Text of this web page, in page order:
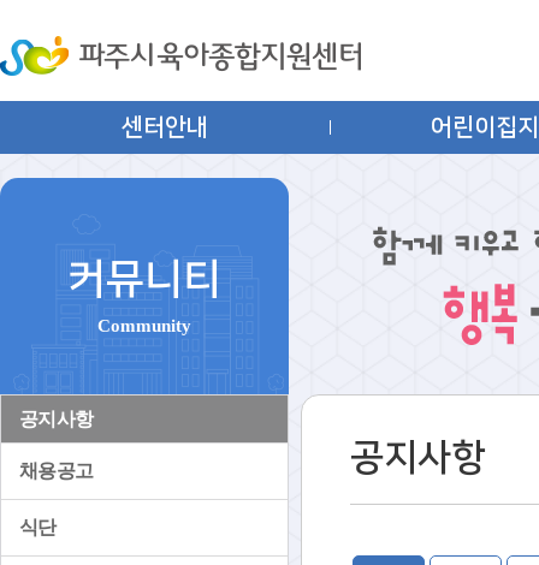
센터안내 어린이집
커뮤니티
Community
공지사항
채용공고
식단
공지사항